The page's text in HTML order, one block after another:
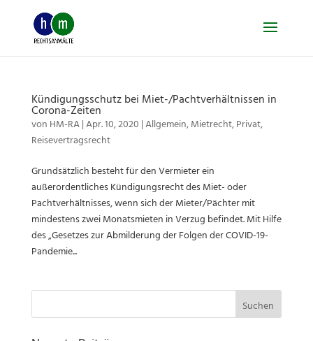
content
Kündigungsschutz bei Miet-/Pachtverhältnissen in
Corona-Zeiten
vonHM-RA|Apr. 10, 2020|Allgemein,Mietrecht,Privat,
Reisevertragsrecht
Grundsätzlich besteht für den Vermieter ein
außerordentliches Kündigungsrecht des Miet- oder
Pachtverhältnisses, wenn sich der Mieter/Pächter mit
mindestens zwei Monatsmieten in Verzug befindet. Mit Hilfe
des „Gesetzes zur Abmilderung der Folgen der COVID-19-
Pandemie...
Suchen